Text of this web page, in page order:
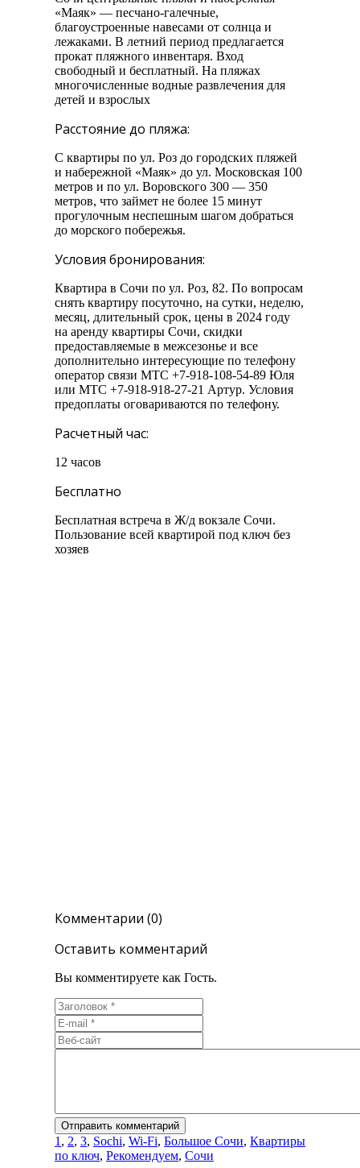
«Маяк» — песчано-галечные,
благоустроенные навесами от солнца и
лежаками. В летний период предлагается
прокат пляжного инвентаря. Вход
свободный и бесплатный. На пляжах
многочисленные водные развлечения для
детей и взрослых
Расстояние до пляжа:
С квартиры по ул. Роз до городских пляжей
и набережной «Маяк» до ул. Московская 100
метров и по ул. Воровского 300 — 350
метров, что займет не более 15 минут
прогулочным неспешным шагом добраться
до морского побережья.
Условия бронирования:
Квартира в Сочи по ул. Роз, 82. По вопросам
снять квартиру посуточно, на сутки, неделю,
месяц, длительный срок, цены в 2024 году
на аренду квартиры Сочи, скидки
предоставляемые в межсезонье и все
дополнительно интересующие по телефону
оператор связи МТС +7-918-108-54-89 Юля
или МТС +7-918-918-27-21 Артур. Условия
предоплаты оговариваются по телефону.
Расчетный час:
12 часов
Бесплатно
Бесплатная встреча в Ж/д вокзале Сочи.
Пользование всей квартирой под ключ без
хозяев
Комментарии (0)
Оставить комментарий
Вы комментируете как Гость.
1 , 2, 3, Sochi, Wi-Fi, Большое Сочи, Квартиры
по ключ, Рекомендуем, Сочи